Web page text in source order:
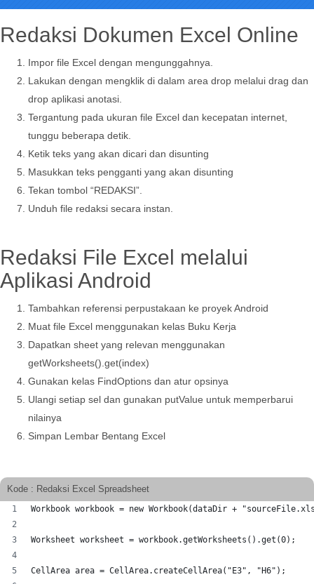
Redaksi Dokumen Excel Online
Impor file Excel dengan mengunggahnya.
Lakukan dengan mengklik di dalam area drop melalui drag dan
drop aplikasi anotasi.
Tergantung pada ukuran file Excel dan kecepatan internet,
tunggu beberapa detik.
Ketik teks yang akan dicari dan disunting
Masukkan teks pengganti yang akan disunting
Tekan tombol “REDAKSI”.
Unduh file redaksi secara instan.
Redaksi File Excel melalui
Aplikasi Android
Tambahkan referensi perpustakaan ke proyek Android
Muat file Excel menggunakan kelas Buku Kerja
Dapatkan sheet yang relevan menggunakan
getWorksheets().get(index)
Gunakan kelas FindOptions dan atur opsinya
Ulangi setiap sel dan gunakan putValue untuk memperbarui
nilainya
Simpan Lembar Bentang Excel
Kode : Redaksi Excel Spreadsheet
Workbook workbook = new Workbook(dataDir +
Worksheet worksheet = workbook.getWorksheets().get(0);
CellArea area = CellArea.createCellArea("E3", "H6");